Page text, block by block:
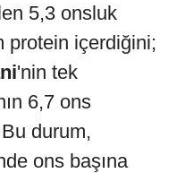
5,3 onsluk
protein içerdiğini;
'nin tek
6,7 ons
durum,
ons başına